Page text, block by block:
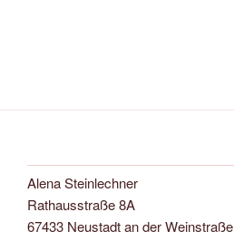
Alena Steinlechner
Rathausstraße 8A
67433 Neustadt an der Weinstraße